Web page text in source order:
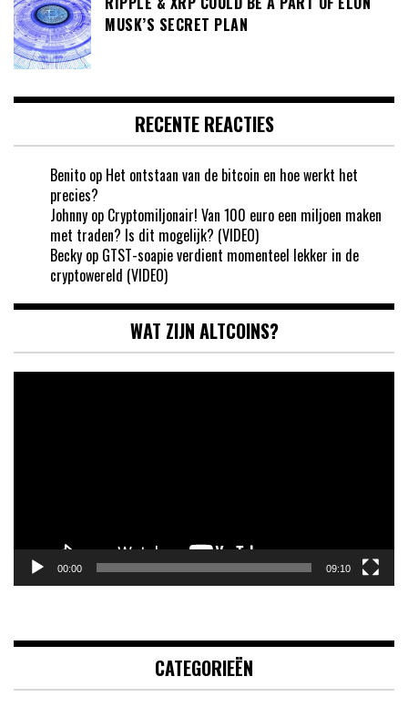
MUSK’S SECRET PLAN
RECENTE REACTIES
Benito op Het ontstaan van de bitcoin en hoe werkt het
precies?
Johnny op Cryptomiljonair! Van 100 euro een miljoen maken
met traden? Is dit mogelijk? (VIDEO)
Becky op GTST-soapie verdient momenteel lekker in de
cryptowereld (VIDEO)
WAT ZIJN ALTCOINS?
00:00 09:10
CATEGORIEËN